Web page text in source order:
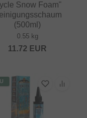
Snow Foam"
(500ml)
0.55 kg
11.72 EUR